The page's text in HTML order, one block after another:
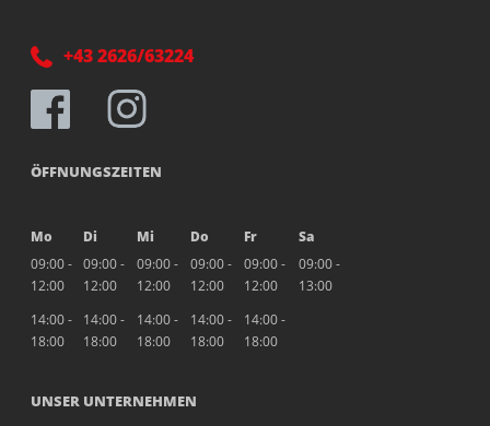
+43 2626/63224
ÖFFNUNGSZEITEN
Mo Di Mi Do Fr
Sa
09:00 -
12:00
09:00 -
12:00
09:00 -
12:00
09:00 -
12:00
09:00 -
12:00
09:00 -
13:00
14:00 -
18:00
14:00 -
18:00
14:00 -
18:00
14:00 -
18:00
14:00 -
18:00
UNSER UNTERNEHMEN